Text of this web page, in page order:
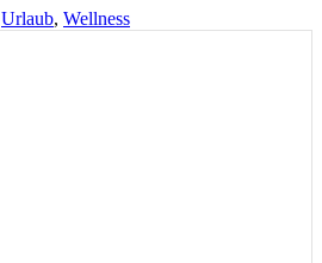
Urlaub, Wellness